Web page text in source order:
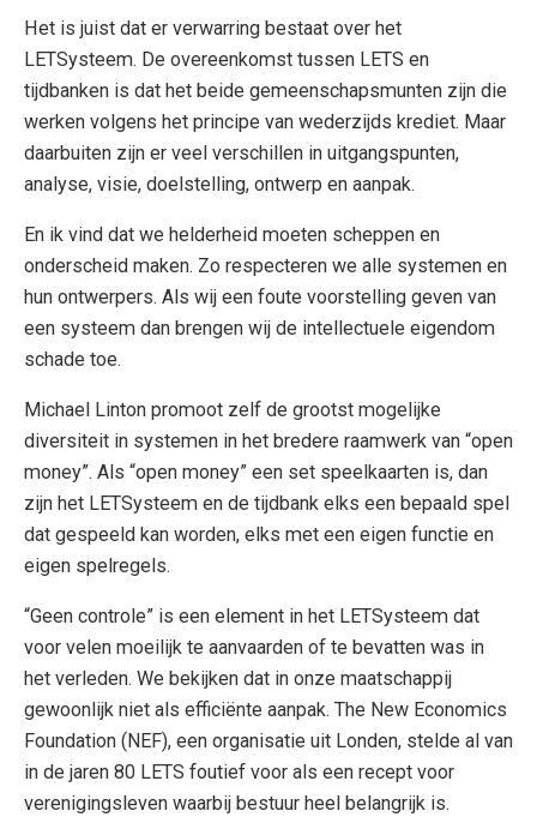
Het is juist dat er verwarring bestaat over het
LETSysteem. De overeenkomst tussen LETS en
tijdbanken is dat het beide gemeenschapsmunten zijn die
werken volgens het principe van wederzijds krediet. Maar
daarbuiten zijn er veel verschillen in uitgangspunten,
analyse, visie, doelstelling, ontwerp en aanpak.
En ik vind dat we helderheid moeten scheppen en
onderscheid maken. Zo respecteren we alle systemen en
hun ontwerpers. Als wij een foute voorstelling geven van
een systeem dan brengen wij de intellectuele eigendom
schade toe.
Michael Linton promoot zelf de grootst mogelijke
diversiteit in systemen in het bredere raamwerk van “open
money”. Als “open money” een set speelkaarten is, dan
zijn het LETSysteem en de tijdbank elks een bepaald spel
dat gespeeld kan worden, elks met een eigen functie en
eigen spelregels.
“Geen controle” is een element in het LETSysteem dat
voor velen moeilijk te aanvaarden of te bevatten was in
het verleden. We bekijken dat in onze maatschappij
gewoonlijk niet als efficiënte aanpak. The New Economics
Foundation (NEF), een organisatie uit Londen, stelde al van
in de jaren 80 LETS foutief voor als een recept voor
verenigingsleven waarbij bestuur heel belangrijk is.